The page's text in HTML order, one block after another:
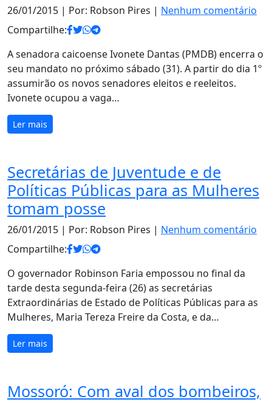
26/01/2015 | Por: Robson Pires | Nenhum comentário
Compartilhe:
A senadora caicoense Ivonete Dantas (PMDB) encerra o
seu mandato no próximo sábado (31). A partir do dia 1º
assumirão os novos senadores eleitos e reeleitos.
Ivonete ocupou a vaga…
Ler mais
Secretárias de Juventude e de
Políticas Públicas para as Mulheres
tomam posse
26/01/2015 | Por: Robson Pires | Nenhum comentário
Compartilhe:
O governador Robinson Faria empossou no final da
tarde desta segunda-feira (26) as secretárias
Extraordinárias de Estado de Políticas Públicas para as
Mulheres, Maria Tereza Freire da Costa, e da…
Ler mais
Mossoró: Com aval dos bombeiros,